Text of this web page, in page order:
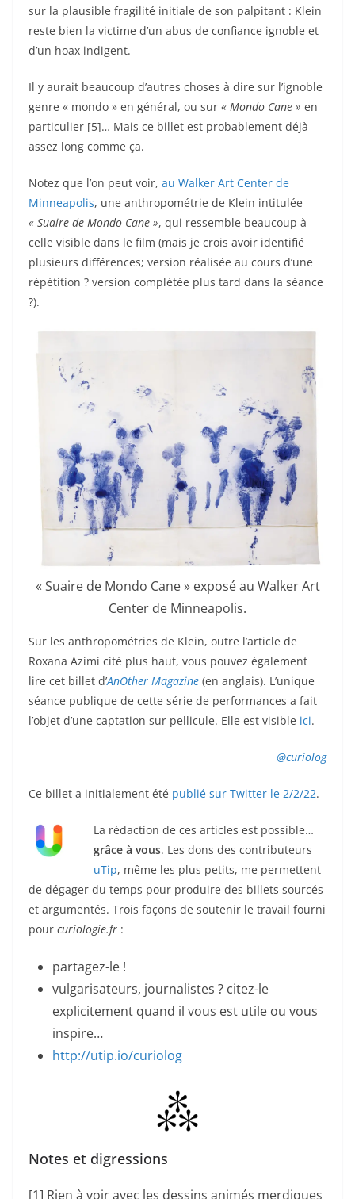
sur la plausible fragilité initiale de son palpitant : Klein
reste bien la victime d’un abus de confiance ignoble et
d’un hoax indigent.
Il y aurait beaucoup d’autres choses à dire sur l’ignoble
genre « mondo » en général, ou sur « Mondo Cane » en
particulier [5]… Mais ce billet est probablement déjà
assez long comme ça.
Notez que l’on peut voir, au Walker Art Center de
Minneapolis, une anthropométrie de Klein intitulée
« Suaire de Mondo Cane », qui ressemble beaucoup à
celle visible dans le film (mais je crois avoir identifié
plusieurs différences; version réalisée au cours d’une
répétition ? version complétée plus tard dans la séance
?).
« Suaire de Mondo Cane » exposé au Walker Art
Center de Minneapolis.
Sur les anthropométries de Klein, outre l’article de
Roxana Azimi cité plus haut, vous pouvez également
lire cet billet d’AnOther Magazine (en anglais). L’unique
séance publique de cette série de performances a fait
l’objet d’une captation sur pellicule. Elle est visible ici.
@curiolog
Ce billet a initialement été publié sur Twitter le 2/2/22.
La rédaction de ces articles est possible…
grâce à vous. Les dons des contributeurs
uTip, même les plus petits, me permettent
de dégager du temps pour produire des billets sourcés
et argumentés. Trois façons de soutenir le travail fourni
pour curiologie.fr :
partagez-le !
vulgarisateurs, journalistes ? citez-le
explicitement quand il vous est utile ou vous
inspire…
http://utip.io/curiolog
Notes et digressions
[1] Rien à voir avec les dessins animés merdiques